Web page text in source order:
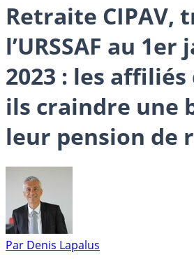
Retraite CIPAV,
l’URSSAF au
2023 : les
ils craindre une
leur pension de
Par Denis Lapalus